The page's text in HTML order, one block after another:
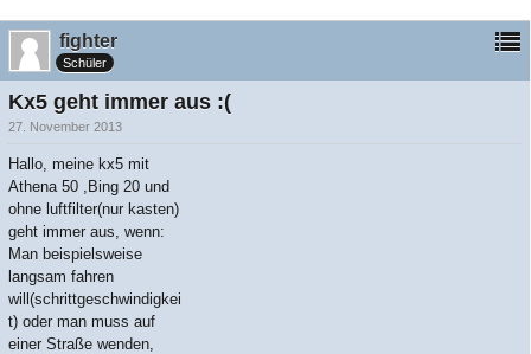
fighter
Schüler
Kx5 geht immer aus :(
27. November 2013
Hallo, meine kx5 mit
Athena 50 ,Bing 20 und
ohne luftfilter(nur kasten)
geht immer aus, wenn:
Man beispielsweise
langsam fahren
will(schrittgeschwindigkei
t) oder man muss auf
einer Straße wenden,